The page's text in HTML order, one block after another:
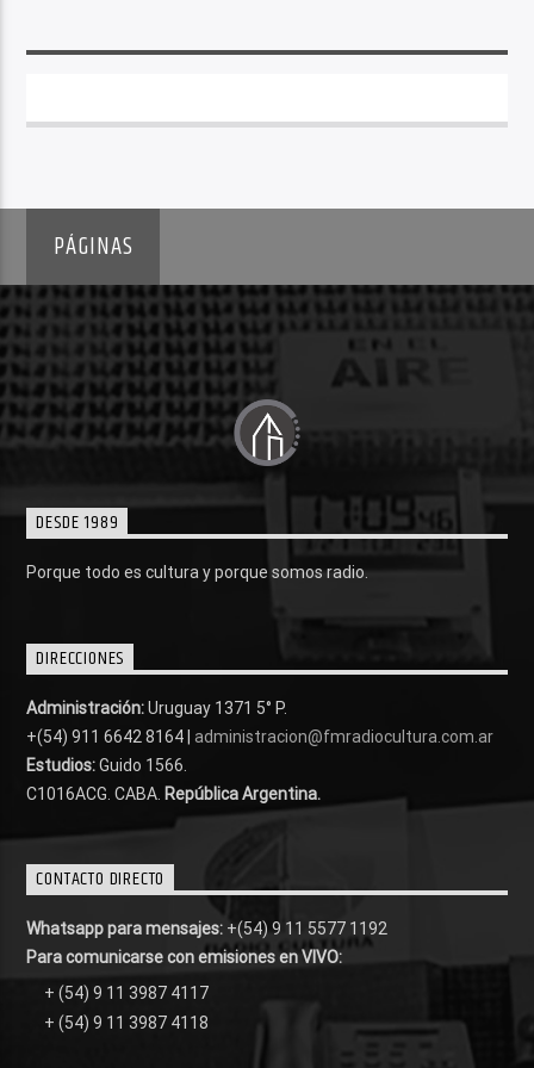
PÁGINAS
DESDE 1989
Porque todo es cultura y porque somos radio.
DIRECCIONES
Administración:Uruguay 1371 5° P.
+(54) 911 6642 8164 | administracion@fmradiocultura.com.ar
Estudios:Guido 1566.
C1016ACG . CABA. República Argentina.
CONTACTO DIRECTO
Whatsapp para mensajes: +(54) 9 11 5577 1192
Para comunicarse con emisiones en VIVO:
+ (54) 9 11 3987 4117
+ (54) 9 11 3987 4118